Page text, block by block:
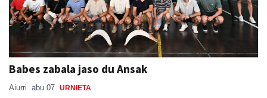
Babes zabala jaso du Ansak
Aiurri abu 07 URNIETA